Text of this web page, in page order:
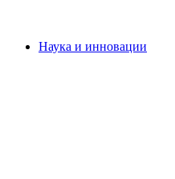
Наука и инновации